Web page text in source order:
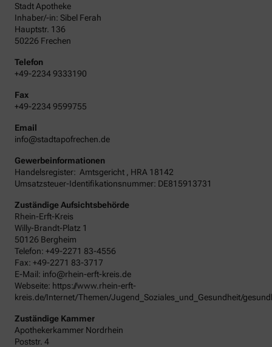
Stadt Apotheke
Inhaber/-in: Sibel Ferah
Hauptstr. 136
50226 Frechen
Telefon
+49-2234 9333190
Fax
+49-2234 9599755
Email
info@stadtapofrechen.de
Gewerbeinformationen
Handelsregister: Amtsgericht HRA 18142
Umsatzsteuer-Identifikationsnummer: DE815913731
Zuständige Aufsichtsbehörde
Rhein-Erft-Kreis
Willy-Brandt-Platz 1
50126 Bergheim
Telefon: +49-2271 83-4556
Fax: +49-2271 83-3717
E-Mail: info@rhein-erft-kreis.de
Webseite: https://www.rhein-erft-
kreis.de/Internet/Themen/Jugend_Soziales_und_Gesundheit/
Zuständige Kammer
Apothekerkammer Nordrhein
Poststr. 4